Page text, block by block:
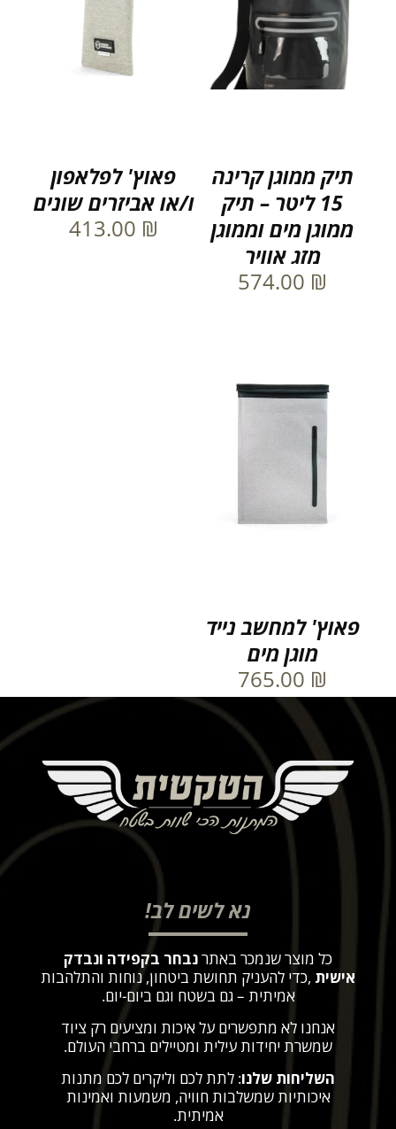
תיק ממוגן קרינה
15 ליטר – תיק
ממוגן מים וממוגן
מזג אוויר
574.00 ₪
פאוץ' לפלאפון
ו/או אביזרים שונים
413.00 ₪
פאוץ' למחשב נייד
מוגן מים
765.00 ₪
נא לשים לב!
כל מוצר שנמכר באתרנבחר בקפידה ונבדק
אישית ,כדי להעניק תחושת ביטחון, נוחות והתלהבות
אמיתית – גם בשטח וגם ביום-יום.
אנחנו לא מתפשרים על איכות ומציעים רק ציוד
שמשרת יחידות עילית ומטיילים ברחבי העולם.
השליחות שלנו: לתת לכם וליקרים לכם מתנות
איכותיות שמשלבות חוויה, משמעות ואמינות
אמיתית.